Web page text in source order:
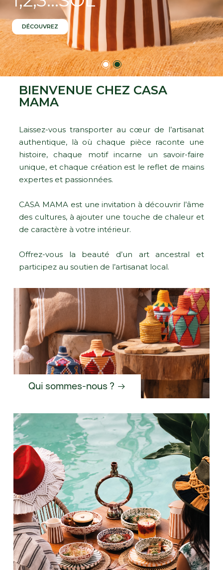
DÉCOUVREZ
BIENVENUE CHEZ CASA
MAMA
Laissez-vous transporter au cœur de l’artisanat
authentique, là où chaque pièce raconte une
histoire, chaque motif incarne un savoir-faire
unique, et chaque création est le reflet de mains
expertes et passionnées.
CASA MAMA est une invitation à découvrir l’âme
des cultures, à ajouter une touche de chaleur et
de caractère à votre intérieur.
Offrez-vous la beauté d’un art ancestral et
participez au soutien de l’artisanat local.
Qui sommes-nous ?